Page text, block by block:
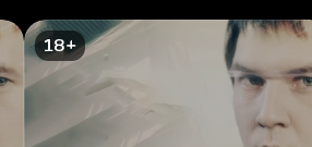
18+